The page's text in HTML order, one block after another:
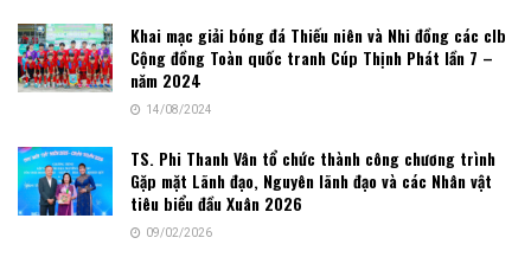
Khai mạc giải bóng đá Thiếu niên và Nhi đồng các clb
Cộng đồng Toàn quốc tranh Cúp Thịnh Phát lần 7 –
năm 2024
14/08/2024
TS. Phi Thanh Vân tổ chức thành công chương trình
Gặp mặt Lãnh đạo, Nguyên lãnh đạo và các Nhân vật
tiêu biểu đầu Xuân 2026
09/02/2026